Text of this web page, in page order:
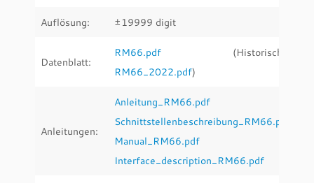
Auflösung: ±19999 digit
Datenblatt:
RM66.pdf (Historische:
RM66_2022.pdf)
Anleitungen:
Anleitung_RM66.pdf
Schnittstellenbeschreibung_RM66.pdf
Manual_RM66.pdf
Interface_description_RM66.pdf